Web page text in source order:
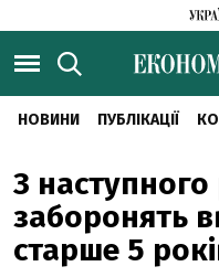
НОВИНИ ПУБЛІКАЦІЇ
З наступного
заборонять
старше 5